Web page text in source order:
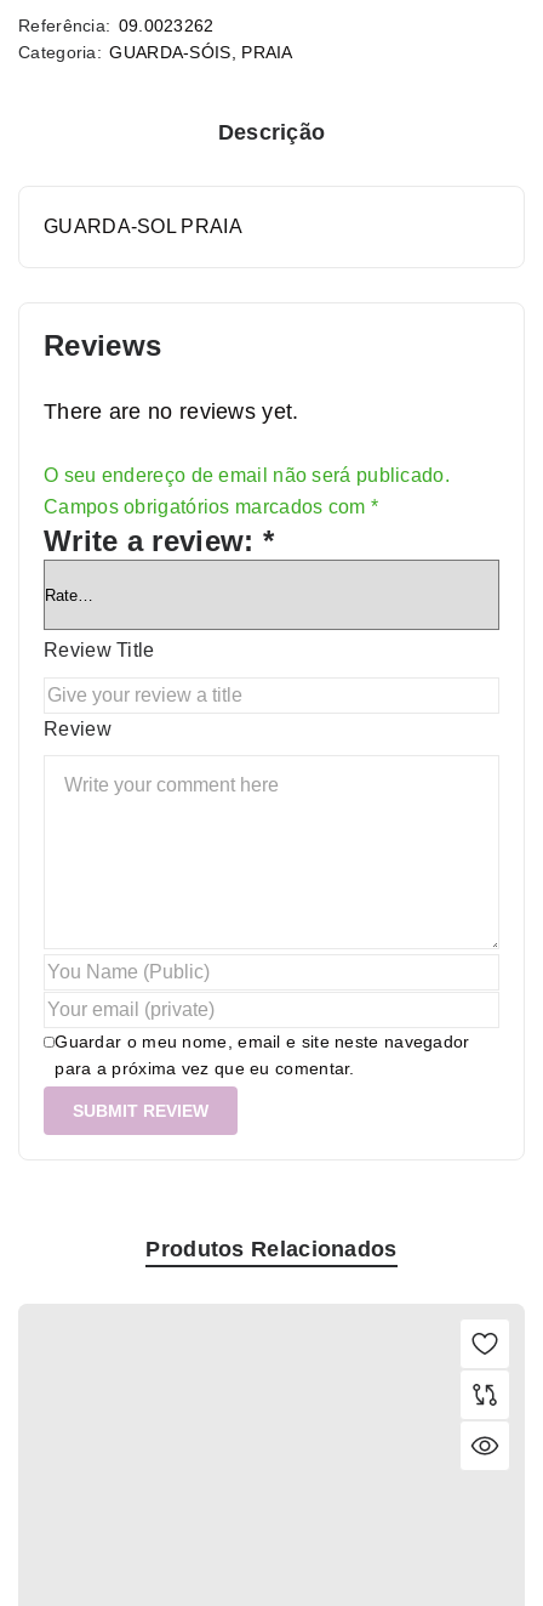
Referência: 09.0023262
Categoria: GUARDA-SÓIS PRAIA
Descrição
GUARDA-SOL PRAIA
Reviews
There are no reviews yet.
O seu endereço de email não será publicado.
Campos obrigatórios marcados com *
Write a review: *
Review Title
Review
Guardar o meu nome, email e site neste navegador
para a próxima vez que eu comentar.
Produtos Relacionados